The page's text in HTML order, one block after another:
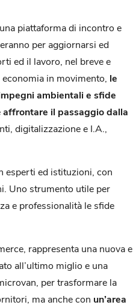
piattaforma di incontro e
per aggiornarsi ed
ed il lavoro, nel breve e
in movimento, le
ambientali e sfide
affrontare il passaggio dalla
digitalizzazione e I.A.,
esperti ed istituzioni, con
Uno strumento utile per
e professionalità le sfide
rappresenta una nuova e
all’ultimo miglio e una
per trasformare la
ma anche con un’area